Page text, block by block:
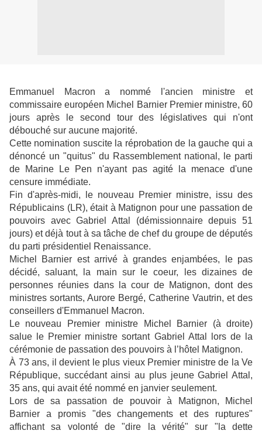
Emmanuel Macron a nommé l'ancien ministre et
commissaire européen Michel Barnier Premier ministre, 60
jours après le second tour des législatives qui n'ont
débouché sur aucune majorité.
Cette nomination suscite la réprobation de la gauche qui a
dénoncé un "quitus" du Rassemblement national, le parti
de Marine Le Pen n'ayant pas agité la menace d'une
censure immédiate.
Fin d'après-midi, le nouveau Premier ministre, issu des
Républicains (LR), était à Matignon pour une passation de
pouvoirs avec Gabriel Attal (démissionnaire depuis 51
jours) et déjà tout à sa tâche de chef du groupe de députés
du parti présidentiel Renaissance.
Michel Barnier est arrivé à grandes enjambées, le pas
décidé, saluant, la main sur le coeur, les dizaines de
personnes réunies dans la cour de Matignon, dont des
ministres sortants, Aurore Bergé, Catherine Vautrin, et des
conseillers d'Emmanuel Macron.
Le nouveau Premier ministre Michel Barnier (à droite)
salue le Premier ministre sortant Gabriel Attal lors de la
cérémonie de passation des pouvoirs à l’hôtel Matignon.
À 73 ans, il devient le plus vieux Premier ministre de la Ve
République, succédant ainsi au plus jeune Gabriel Attal,
35 ans, qui avait été nommé en janvier seulement.
Lors de sa passation de pouvoir à Matignon, Michel
Barnier a promis "des changements et des ruptures"
affichant sa volonté de "dire la vérité" sur "la dette